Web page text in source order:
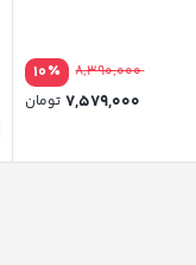
٪10
8,390,000
تومان